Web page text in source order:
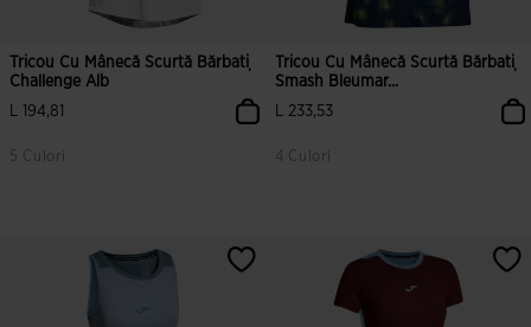
Tricou Cu Mânecă Scurtă Bărbați
Challenge Alb
L 194,81
5 Culori
3,8 din 5 evaluări ale clienților
Tricou Cu Mânecă Scurtă Bărbați
Smash Bleumar...
L 233,53
4 Culori
3,8 din 5 evaluări ale clienților